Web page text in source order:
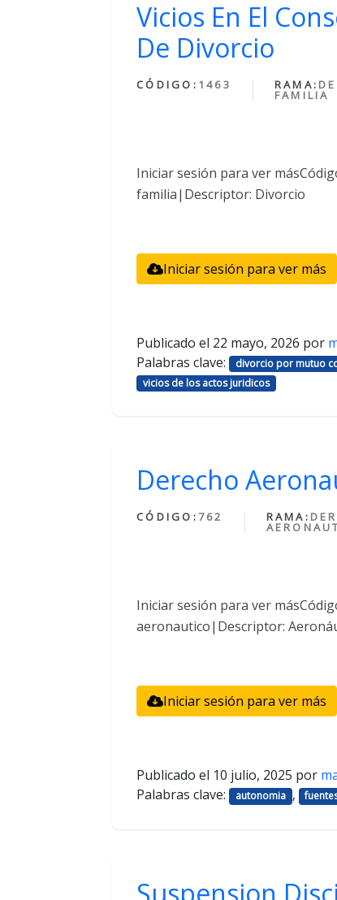
Vicios En El
De Divorcio
CÓDIGO: 1463 RAMA:
FAMILIA
Iniciar sesión para ver
familia|Descriptor: Divorcio
Iniciar sesión para ver más
Publicado el 22 mayo, 2026 por
Palabras clave:
divorcio por mutuo
vicios de los actos juridicos
Derecho
CÓDIGO: 762 RAMA:
Iniciar sesión para ver
aeronautico|Descriptor:
Iniciar sesión para ver más
Publicado el 10 julio, 2025 por
Palabras clave:
autonomia ,
Suspension